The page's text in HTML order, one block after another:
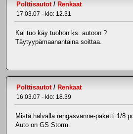
Polttisautot/ Renkaat
17.03.07 - klo: 12.31
Kai tuo käy tuohon ks. autoon ?
Täytyypämaanantaina soittaa.
Polttisautot/ Renkaat
16.03.07 - klo: 18.39
Mistä halvalla rengasvanne-paketti 1/8
Auto on GS Storm.